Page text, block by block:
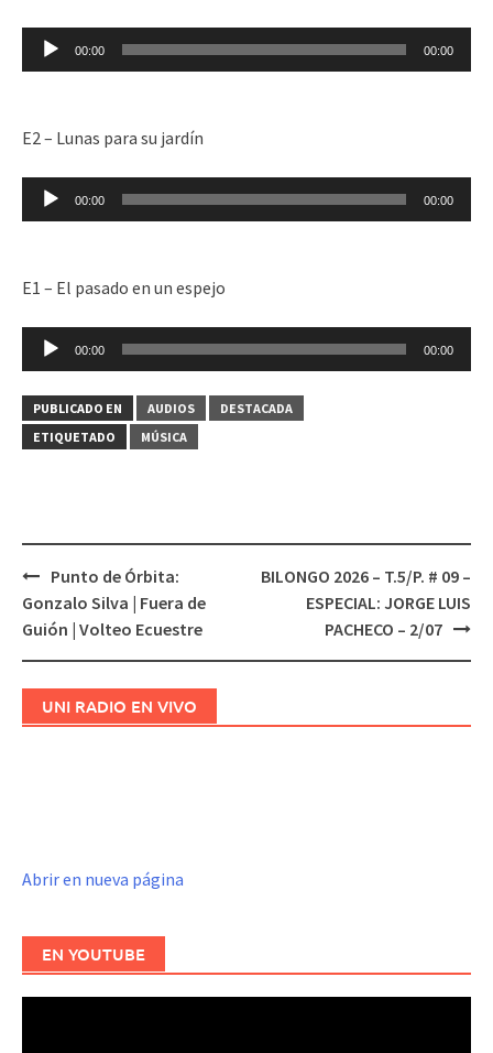
Reproductor
00:00 00:00
E2 – Lunas para su jardín
Reproductor
00:00 00:00
E1 – El pasado en un espejo
Reproductor
audio
00:00 00:00
PUBLICADO EN AUDIOS
DESTACADA
ETIQUETADO
MÚSICA
Navegación
de
entradas
Punto de Órbita:
Gonzalo Silva | Fuera de
Guión | Volteo Ecuestre
BILONGO 2026 – T.5/P. # 09 –
ESPECIAL: JORGE LUIS
PACHECO – 2/07
UNI RADIO EN VIVO
Abrir en nueva página
EN YOUTUBE